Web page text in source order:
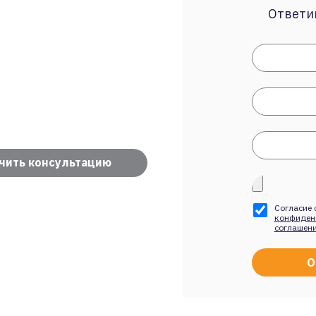
консультацию
Согласие